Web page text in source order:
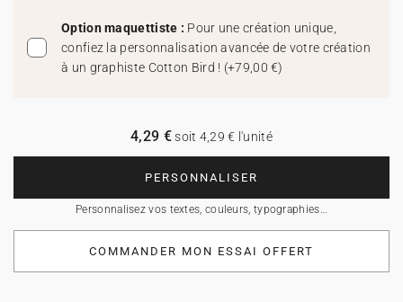
Option maquettiste : Pour une création unique,
confiez la personnalisation avancée de votre création
à un graphiste Cotton Bird ! (+79,00 €)
PERSONNALISER
Personnalisez vos textes, couleurs, typographies…
4,29 €soit 4,29 € l'unité
COMMANDER MON ESSAI OFFERT